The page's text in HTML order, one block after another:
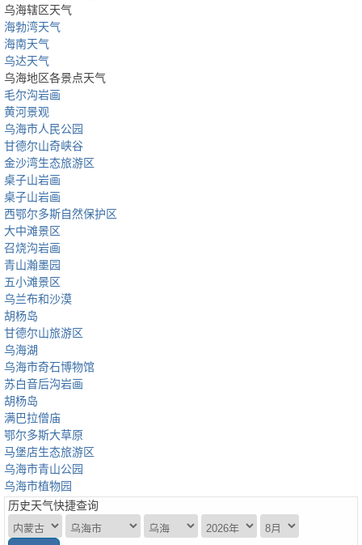
乌海辖区天气
海勃湾天气
海南天气
乌达天气
乌海地区各景点天气
毛尔沟岩画
黄河景观
乌海市人民公园
甘德尔山奇峡谷
金沙湾生态旅游区
桌子山岩画
桌子山岩画
西鄂尔多斯自然保护区
大中滩景区
召烧沟岩画
青山瀚墨园
五小滩景区
乌兰布和沙漠
胡杨岛
甘德尔山旅游区
乌海湖
乌海市奇石博物馆
苏白音后沟岩画
胡杨岛
满巴拉僧庙
鄂尔多斯大草原
马堡店生态旅游区
乌海市青山公园
乌海市植物园
历史天气快捷查询